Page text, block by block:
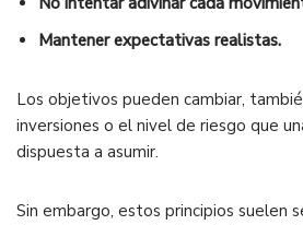
Mantener expectativas realistas.
Los objetivos pueden cambiar,
inversiones o el nivel de riesgo que
dispuesta a asumir.
Sin embargo, estos principios suelen